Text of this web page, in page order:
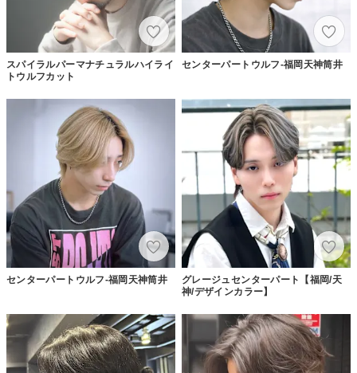
スパイラルパーマナチュラルハイライ
トウルフカット
センターパートウルフ-福岡天神筒井
センターパートウルフ-福岡天神筒井
グレージュセンターパート【福岡/天
神/デザインカラー】